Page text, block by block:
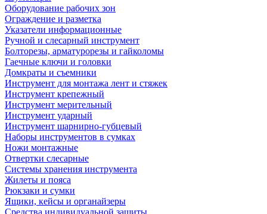
Оборудование рабочих зон
Ограждение и разметка
Указатели информационные
Ручной и слесарный инструмент
Болторезы, арматурорезы и гайколомы
Гаечные ключи и головки
Домкраты и съемники
Инструмент для монтажа лент и стяжек
Инструмент крепежный
Инструмент мерительный
Инструмент ударный
Инструмент шарнирно-губцевый
Наборы инструментов в сумках
Ножи монтажные
Отвертки слесарные
Системы хранения инструмента
Жилеты и пояса
Рюкзаки и сумки
Ящики, кейсы и органайзеры
Средства индивидуальной защиты